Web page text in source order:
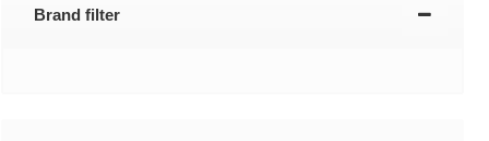
Brand filter